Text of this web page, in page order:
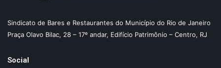
Sindicato de Bares e Restaurantes do Município do Rio de Janeiro
Praça Olavo Bilac, 28 – 17º andar, Edifício Patrimônio – Centro, RJ
Social